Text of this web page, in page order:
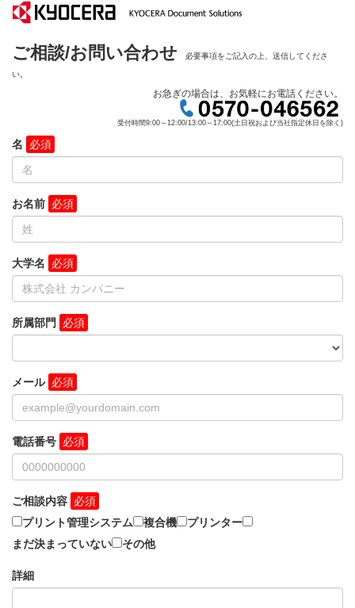
ご相談/お問い合わせ 必要事項をご記入の上、送信してくださ
い。
お急ぎの場合は、お気軽にお電話ください。
受付時間9:00～12:00/13:00～17:00(土日祝および当社指定休日を除く)
名
お名前
大学名
所属部門
メール
電話番号
ご相談内容
プリント管理システム
複合機
プリンター
まだ決まっていない
その他
詳細